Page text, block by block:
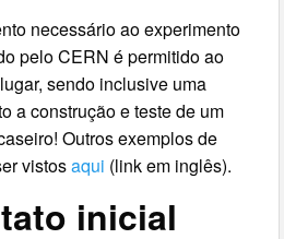
necessário ao experimento
pelo CERN é permitido ao
sendo inclusive uma
a construção e teste de um
Outros exemplos de
vistosaqui (link em inglês).
inicial